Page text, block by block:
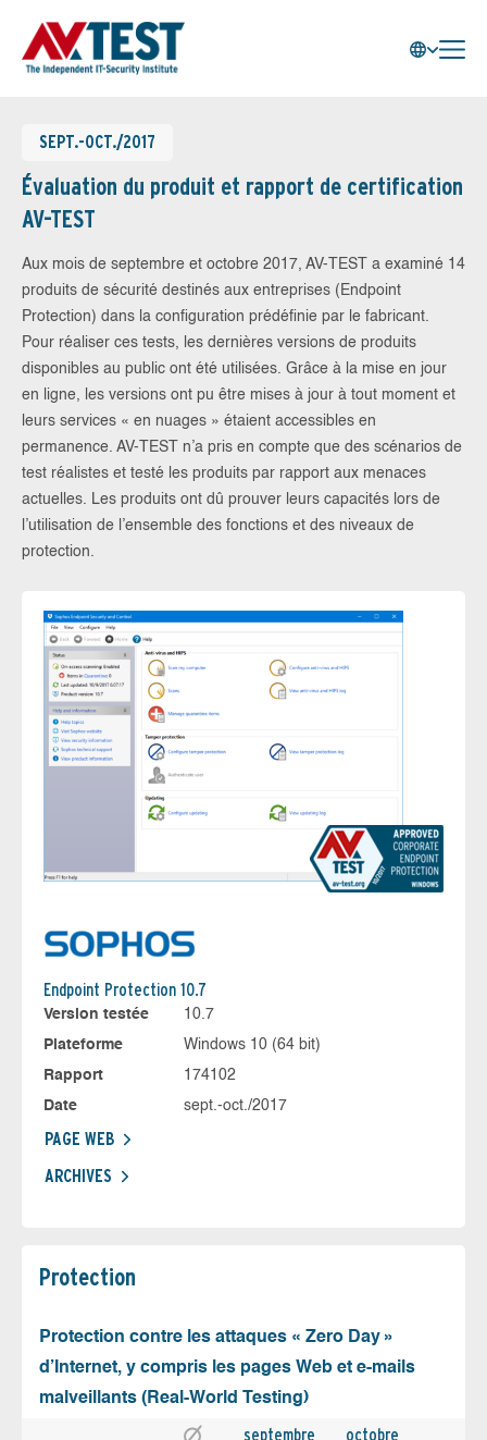
SEPT.-OCT./2017
Évaluation du produit et rapport de certification
AV-TEST
Aux mois de septembre et octobre 2017, AV-TEST a examiné 14
produits de sécurité destinés aux entreprises (Endpoint
Protection) dans la configuration prédéfinie par le fabricant.
Pour réaliser ces tests, les dernières versions de produits
disponibles au public ont été utilisées. Grâce à la mise en jour
en ligne, les versions ont pu être mises à jour à tout moment et
leurs services « en nuages » étaient accessibles en
permanence. AV-TEST n’a pris en compte que des scénarios de
test réalistes et testé les produits par rapport aux menaces
actuelles. Les produits ont dû prouver leurs capacités lors de
l’utilisation de l’ensemble des fonctions et des niveaux de
protection.
Endpoint Protection 10.7
Version testée
10.7
Plateforme
Windows 10 (64 bit)
Rapport
174102
Date
sept.-oct./2017
PAGE WEB
ARCHIVES
Protection
Protection contre les attaques « Zero Day »
d’Internet, y compris les pages Web et e-mails
malveillants (Real-World Testing)
septembre octobre